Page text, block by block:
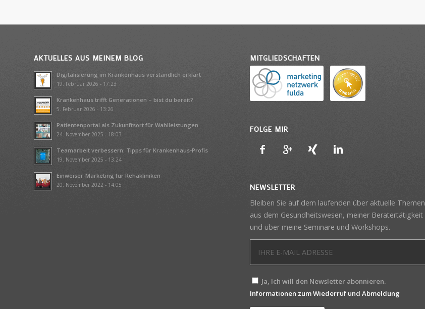
AKTUELLES AUS MEINEM BLOG
Digitalisierung im Krankenhaus verständlich erklärt
19. Februar 2026 - 17:23
Krankenhaus trifft Generationen – bist du bereit?
5. Februar 2026 - 13:26
Patientenportal als Zukunftsort für Wahlleistungen
24. November 2025 - 18:03
Teamarbeit verbessern: Tipps für Krankenhaus-Profis
19. November 2025 - 13:24
Einweiser-Marketing für Rehakliniken
20. November 2022 - 14:05
MITGLIEDSCHAFTEN
FOLGE MIR
NEWSLETTER
Bleiben Sie auf dem laufenden über aktuelle Themen
aus dem Gesundheitswesen, meiner Beratertätigkeit
und über meine Seminare und Workshops.
Ja, Ich will den Newsletter abonnieren.
Informationen zum Wiederruf und Abmeldung